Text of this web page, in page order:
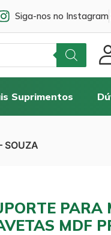
Siga-nos no Instagram
Suprimentos
SOUZA
PARA
MDF